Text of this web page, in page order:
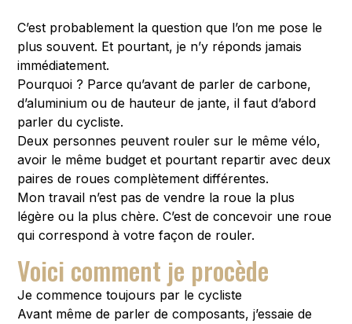
C’est probablement la question que l’on me pose le
plus souvent. Et pourtant, je n’y réponds jamais
immédiatement.
Pourquoi ? Parce qu’avant de parler de carbone,
d’aluminium ou de hauteur de jante, il faut d’abord
parler du cycliste.
Deux personnes peuvent rouler sur le même vélo,
avoir le même budget et pourtant repartir avec deux
paires de roues complètement différentes.
Mon travail n’est pas de vendre la roue la plus
légère ou la plus chère. C’est de concevoir une roue
qui correspond à votre façon de rouler.
Voici comment je procède
Je commence toujours par le cycliste
Avant même de parler de composants, j’essaie de